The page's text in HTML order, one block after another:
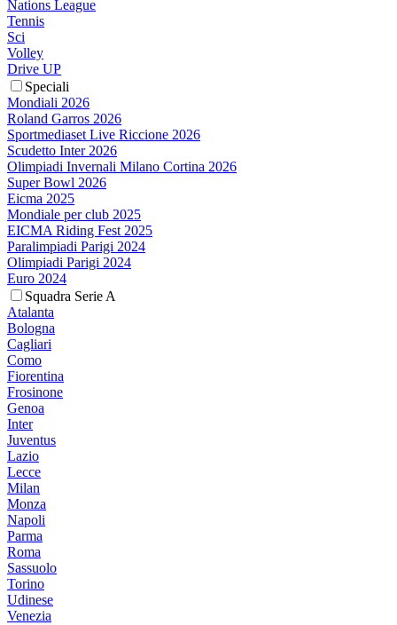
Nations League
Tennis
Sci
Volley
Drive UP
Speciali
Mondiali 2026
Roland Garros 2026
Sportmediaset Live Riccione 2026
Scudetto Inter 2026
Olimpiadi Invernali Milano Cortina 2026
Super Bowl 2026
Eicma 2025
Mondiale per club 2025
EICMA Riding Fest 2025
Paralimpiadi Parigi 2024
Olimpiadi Parigi 2024
Euro 2024
Squadra Serie A
Atalanta
Bologna
Cagliari
Como
Fiorentina
Frosinone
Genoa
Inter
Juventus
Lazio
Lecce
Milan
Monza
Napoli
Parma
Roma
Sassuolo
Torino
Udinese
Venezia